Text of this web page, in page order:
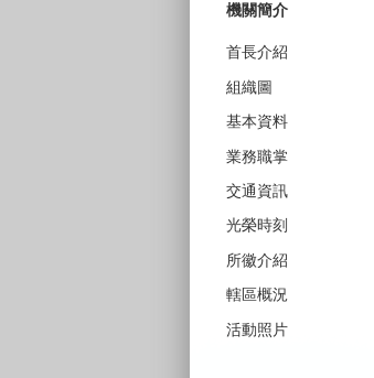
機關簡介
首長介紹
組織圖
基本資料
業務職掌
交通資訊
光榮時刻
所徽介紹
轄區概況
活動照片